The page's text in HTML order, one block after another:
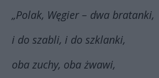
„Polak, Węgier – dwa bratanki,
i do szabli, i do szklanki,
oba zuchy, oba żwawi,